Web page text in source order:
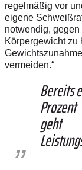
regelmäßig vor
eigene
notwendig,
Körpergewicht zu
vermeiden.“
Bereits